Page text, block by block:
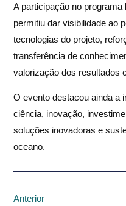
A participação no programa
permitiu dar visibilidade ao
tecnologias do projeto,
transferência de
valorização dos resultados
O evento destacou ainda a
ciência, inovação,
soluções inovadoras e
oceano.
Anterior